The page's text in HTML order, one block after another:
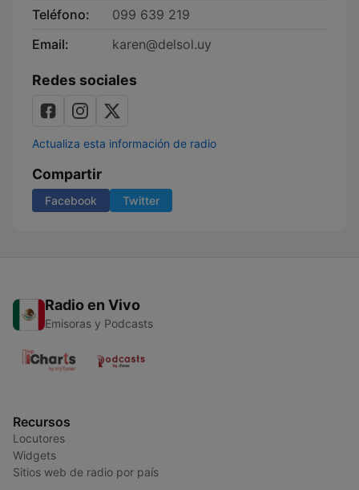
Teléfono:
099 639 219
Email:
karen@delsol.uy
Redes sociales
Actualiza esta información de radio
Compartir
Facebook Twitter
Radio en Vivo
Emisoras y Podcasts
Recursos
Locutores
Widgets
Sitios web de radio por país